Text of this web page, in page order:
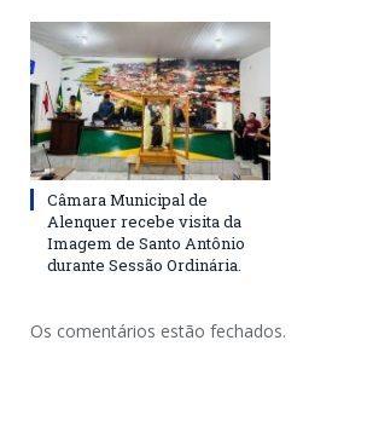
Câmara Municipal de
Alenquer recebe visita da
Imagem de Santo Antônio
durante Sessão Ordinária.
Os comentários estão fechados.